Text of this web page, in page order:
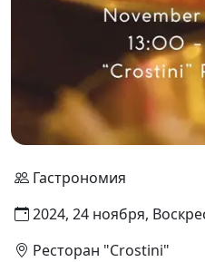
Гастрономия
2024, 24 ноября,
Ресторан "Crostini"